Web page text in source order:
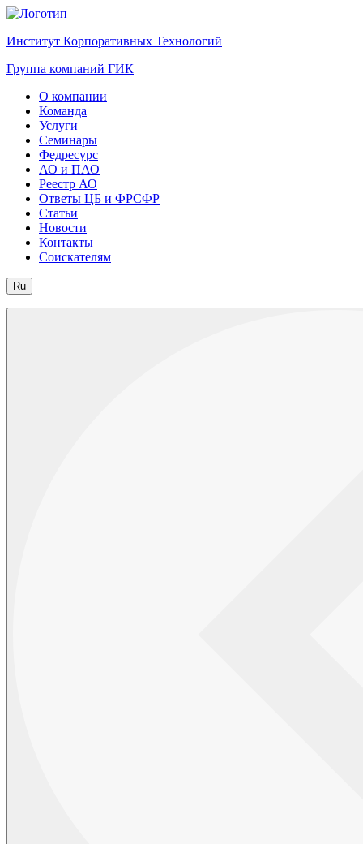
Институт Корпоративных Технологий
Группа компаний ГИК
О компании
Команда
Услуги
Семинары
Федресурс
АО и ПАО
Реестр АО
Ответы ЦБ и ФРСФР
Статьи
Новости
Контакты
Соискателям
Ru